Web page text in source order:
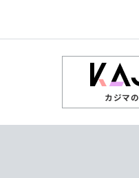
カジマの